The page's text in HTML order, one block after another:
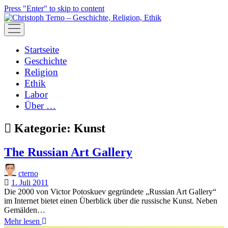
Press "Enter" to skip to content
open
menu
Startseite
Geschichte
Religion
Ethik
Labor
Über …
Kategorie: Kunst
The Russian Art Gallery
cterno
1. Juli 2011
Die 2000 von Victor Potoskuev gegründete „Russian Art Gallery“
im Internet bietet einen Überblick über die russische Kunst. Neben
Gemälden…
Mehr lesen The